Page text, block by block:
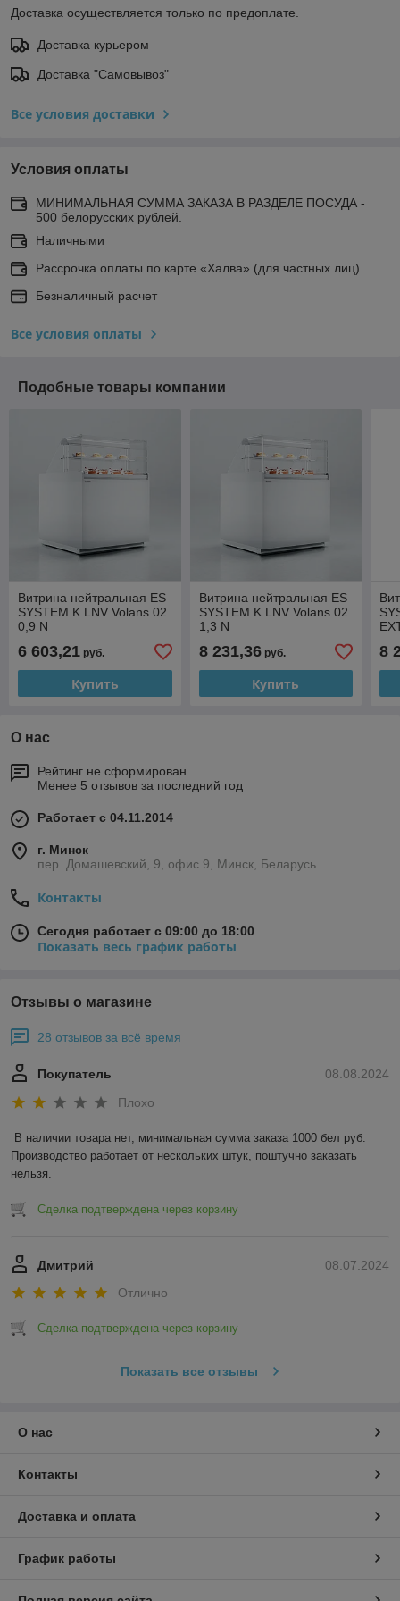
Доставка осуществляется только по предоплате.
Доставка курьером
Доставка "Самовывоз"
Все условия доставки
Условия оплаты
МИНИМАЛЬНАЯ СУММА ЗАКАЗА В РАЗДЕЛЕ ПОСУДА -
500 белорусских рублей.
Наличными
Рассрочка оплаты по карте «Халва» (для частных лиц)
Безналичный расчет
Все условия оплаты
Подобные товары компании
Витрина нейтральная ES
SYSTEM K LNV Volans 02
0,9 N
6 603,21 руб.
Купить
Витрина нейтральная ES
SYSTEM K LNV Volans 02
1,3 N
8 231,36руб.
Купить
8
О нас
Рейтинг не сформирован
Менее 5 отзывов за последний год
Работает с 04.11.2014
г. Минск
пер. Домашевский, 9, офис 9, Минск, Беларусь
Контакты
Сегодня работает с 09:00 до 18:00
Показать весь график работы
Отзывы о магазине
28 отзывов за всё время
08.08.2024
Покупатель
Плохо
В наличии товара нет, минимальная сумма заказа 1000 бел руб.
Производство работает от нескольких штук, поштучно заказать
нельзя.
Сделка подтверждена через корзину
08.07.2024
Дмитрий
Отлично
Сделка подтверждена через корзину
Показать все отзывы
О нас
Контакты
Доставка и оплата
График работы